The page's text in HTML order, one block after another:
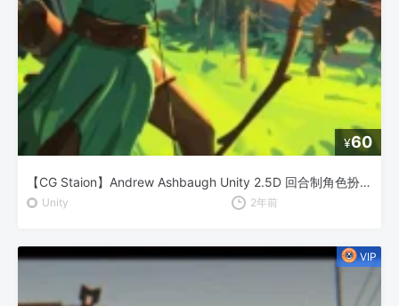
¥60
【CG Staion】Andrew Ashbaugh Unity 2.5D 回合制角色扮演游戏开发
Unity 2年前